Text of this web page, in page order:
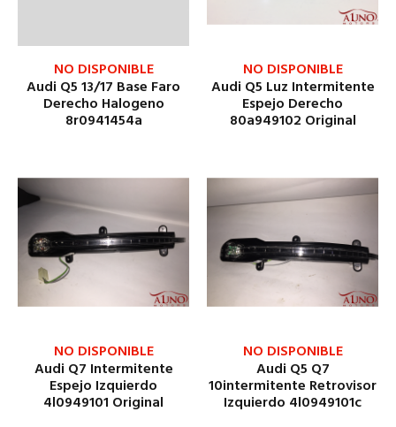
NO DISPONIBLE
Audi Q5 13/17 Base Faro
Derecho Halogeno
8r0941454a
NO DISPONIBLE
Audi Q5 Luz Intermitente
Espejo Derecho
80a949102 Original
NO DISPONIBLE
Audi Q7 Intermitente
Espejo Izquierdo
4l0949101 Original
NO DISPONIBLE
Audi Q5 Q7
10intermitente Retrovisor
Izquierdo 4l0949101c